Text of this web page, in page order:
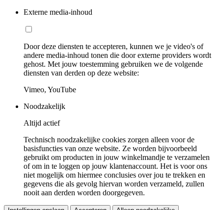
Externe media-inhoud
Door deze diensten te accepteren, kunnen we je video's of
andere media-inhoud tonen die door externe providers wordt
gehost. Met jouw toestemming gebruiken we de volgende
diensten van derden op deze website:
Vimeo, YouTube
Noodzakelijk
Altijd actief
Technisch noodzakelijke cookies zorgen alleen voor de
basisfuncties van onze website. Ze worden bijvoorbeeld
gebruikt om producten in jouw winkelmandje te verzamelen
of om in te loggen op jouw klantenaccount. Het is voor ons
niet mogelijk om hiermee conclusies over jou te trekken en
gegevens die als gevolg hiervan worden verzameld, zullen
nooit aan derden worden doorgegeven.